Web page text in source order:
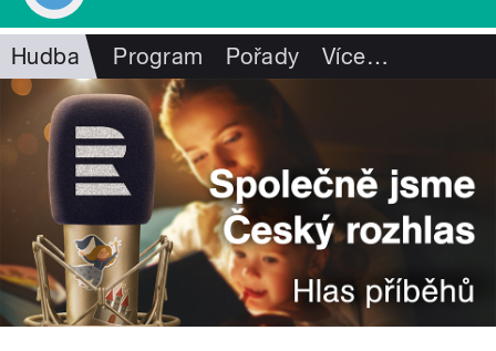
Hudba Program Pořady Více…